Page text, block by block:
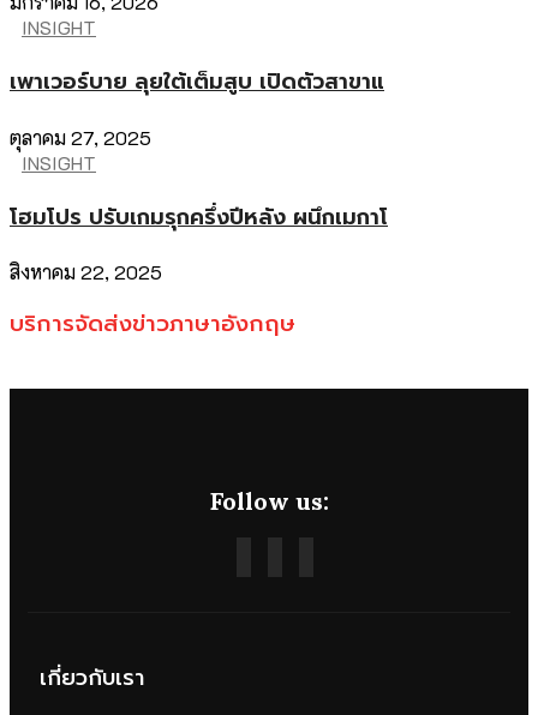
INSIGHT
เพาเวอร์บาย ลุยใต้เต็มสูบ เปิดตัวสาขาแ
ตุลาคม 27, 2025
INSIGHT
โฮมโปร ปรับเกมรุกครึ่งปีหลัง ผนึกเมกาโ
สิงหาคม 22, 2025
บริการจัดส่งข่าวภาษาอังกฤษ
Follow us:
เกี่ยวกับเรา